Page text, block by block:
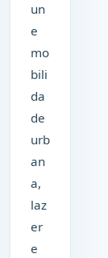
un
e
mo
bili
da
de
urb
an
a,
laz
er
e